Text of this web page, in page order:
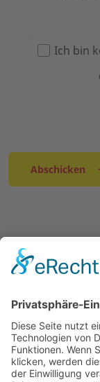
Ich bin
Abschicken
ÜBER UNS